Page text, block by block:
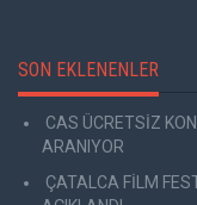
SON EKLENENLER
CAS ÜCRETSİZ
ARANIYOR
ÇATALCA FİLM